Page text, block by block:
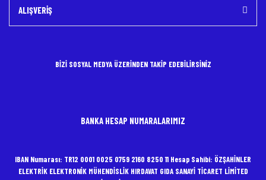
ALIŞVERİŞ
BİZİ SOSYAL MEDYA ÜZERİNDEN TAKİP EDEBİLİRSİNİZ
BANKA HESAP NUMARALARIMIZ
IBAN Numarası: TR12 0001 0025 0759 2160 8250 11 Hesap Sahibi: ÖZŞAHİNLER
ELEKTRİK ELEKTRONİK MÜHENDİSLİK HIRDAVAT GIDA SANAYİ TİCARET LİMİTED